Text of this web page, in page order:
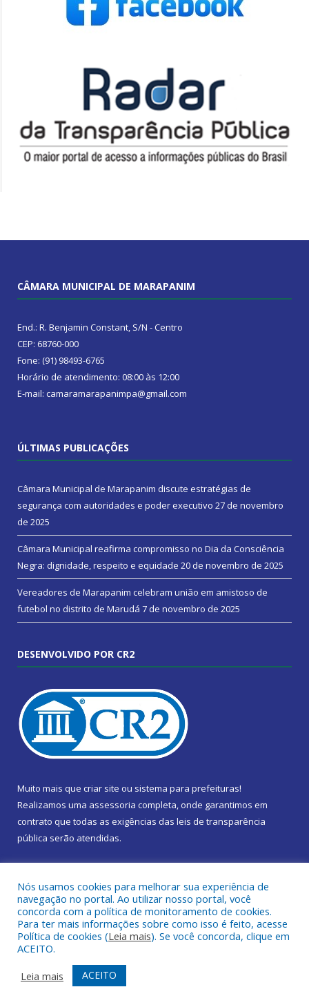
CÂMARA MUNICIPAL DE MARAPANIM
End.: R. Benjamin Constant, S/N - Centro
CEP: 68760-000
Fone: (91) 98493-6765
Horário de atendimento: 08:00 às 12:00
E-mail: camaramarapanimpa@gmail.com
ÚLTIMAS PUBLICAÇÕES
Câmara Municipal de Marapanim discute estratégias de
segurança com autoridades e poder executivo 27 de novembro
de 2025
Câmara Municipal reafirma compromisso no Dia da Consciência
Negra: dignidade, respeito e equidade 20 de novembro de 2025
Vereadores de Marapanim celebram união em amistoso de
futebol no distrito de Marudá 7 de novembro de 2025
DESENVOLVIDO POR CR2
Muito mais que criar site ou sistema para prefeituras!
Realizamos uma assessoria completa, onde garantimos em
contrato que todas as exigências das leis de transparência
pública serão atendidas.
Todos os direitos reservados a Câmara Municipal de Marapanim.
Mapa do Site
Acessar Área Administrativa
Nós usamos cookies para melhorar sua experiência de
navegação no portal. Ao utilizar nosso portal, você
concorda com a política de monitoramento de cookies.
Para ter mais informações sobre como isso é feito, acesse
Política de cookies (Leia mais). Se você concorda, clique em
ACEITO.
Leia mais
ACEITO